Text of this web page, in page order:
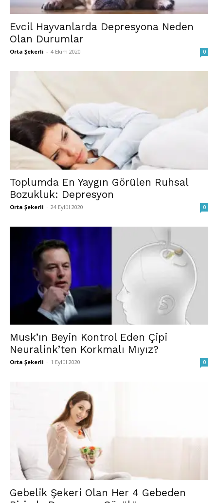
Evcil Hayvanlarda Depresyona Neden
Olan Durumlar
Orta Şekerli - 4 Ekim 2020 0
Toplumda En Yaygın Görülen Ruhsal
Bozukluk: Depresyon
Orta Şekerli - 24 Eylül 2020 0
Musk’ın Beyin Kontrol Eden Çipi
Neuralink’ten Korkmalı Mıyız?
Orta Şekerli - 1 Eylül 2020 0
Gebelik Şekeri Olan Her 4 Gebeden